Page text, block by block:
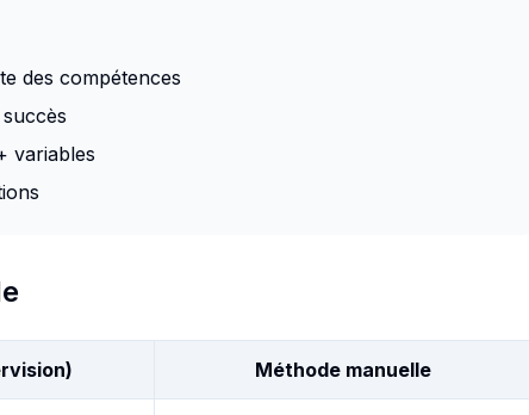
des compétences
variables
Méthode manuelle